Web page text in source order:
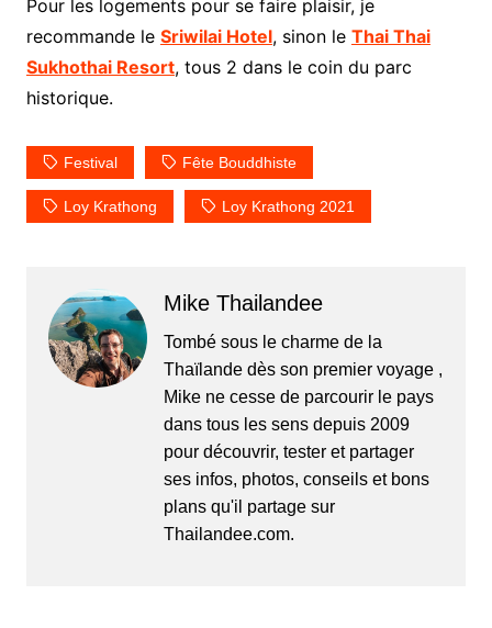
Pour les logements pour se faire plaisir, je
recommande le Sriwilai Hotel, sinon le Thai Thai
Sukhothai Resort, tous 2 dans le coin du parc
historique.
Festival Fête Bouddhiste
Loy Krathong Loy Krathong 2021
Mike Thailandee
Tombé sous le charme de la
Thaïlande dès son premier voyage ,
Mike ne cesse de parcourir le pays
dans tous les sens depuis 2009
pour découvrir, tester et partager
ses infos, photos, conseils et bons
plans qu'il partage sur
Thailandee.com.